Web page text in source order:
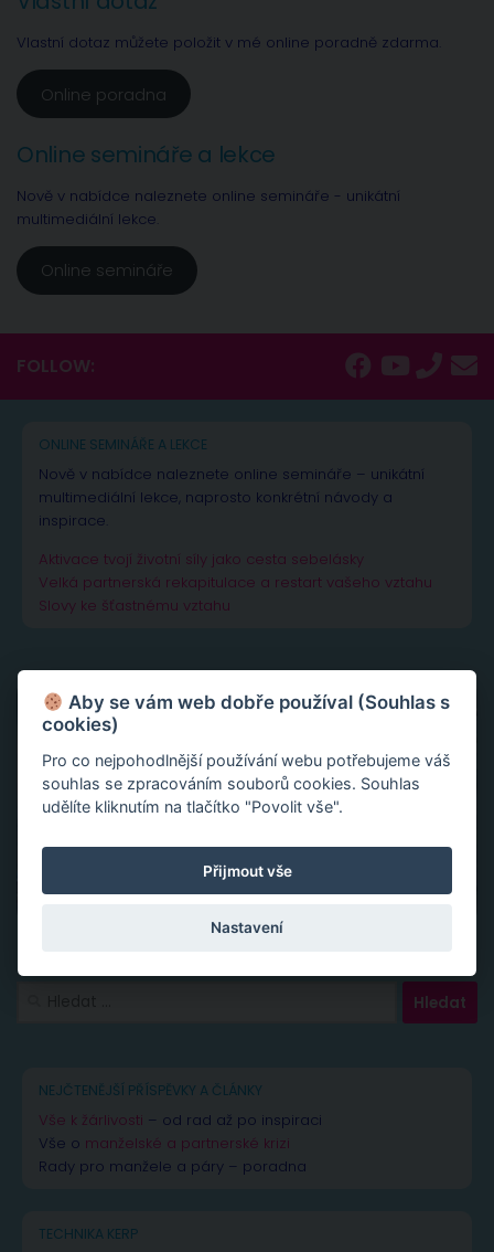
Vlastní dotaz můžete položit v mé online poradně zdarma.
Online poradna
Online semináře a lekce
Nově v nabídce naleznete online semináře - unikátní
multimediální lekce.
Online semináře
FOLLOW:
ONLINE SEMINÁŘE A LEKCE
Nově v nabídce naleznete online semináře – unikátní
multimediální lekce, naprosto konkrétní návody a
inspirace.
Aktivace tvojí životní síly jako cesta sebelásky
Velká partnerská rekapitulace a restart vašeho vztahu
Slovy ke šťastnému vztahu
NEJČTENĚJŠÍ PŘÍSPĚVKY A ČLÁNKY
Vše k žárlivosti – od rad až po inspiraci
Vše o manželské a partnerské krizi
Rady pro manžele a páry – poradna
TECHNIKA KERP
Aby se vám web dobře používal (Souhlas s
cookies)
Pro co nejpohodlnější používání webu potřebujeme váš
souhlas se zpracováním souborů cookies. Souhlas
udělíte kliknutím na tlačítko "Povolit vše".
Přijmout vše
Nastavení